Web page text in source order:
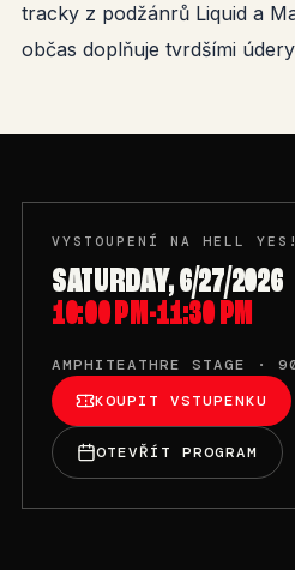
tracky z podžánrů Liquid a
občas doplňuje tvrdšími
VYSTOUPENÍ NA HELL YES!
SATURDAY, 6/27/2026
10:00 PM-11:30 PM
AMPHITEATHRE STAGE ·
KOUPIT VSTUPENKU
OTEVŘÍT PROGRAM